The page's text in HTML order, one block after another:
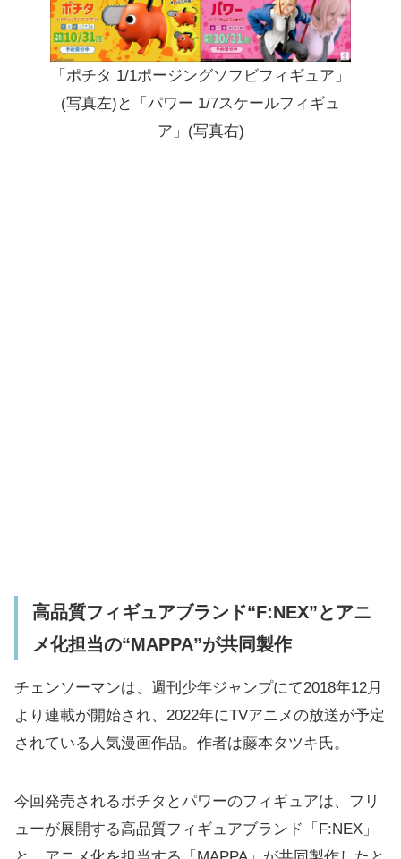
「ポチタ 1/1ポージングソフビフィギュア」
(写真左)と「パワー 1/7スケールフィギュ
ア」(写真右)
高品質フィギュアブランド“F:NEX”とアニ
メ化担当の“MAPPA”が共同製作
チェンソーマンは、週刊少年ジャンプにて2018年12月
より連載が開始され、2022年にTVアニメの放送が予定
されている人気漫画作品。作者は藤本タツキ氏。
今回発売されるポチタとパワーのフィギュアは、フリ
ューが展開する高品質フィギュアブランド「F:NEX」